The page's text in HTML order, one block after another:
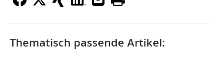
Thematisch passende Artikel: